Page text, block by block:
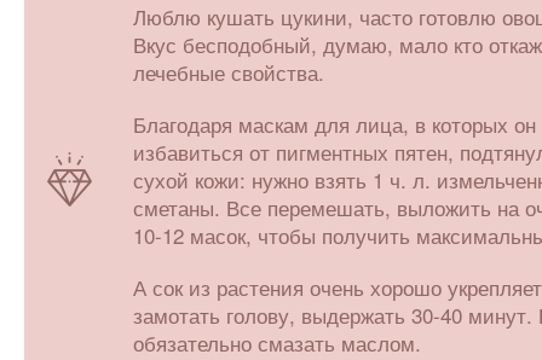
Люблю кушать цукини, часто готовлю
Вкус бесподобный, думаю, мало кто
лечебные свойства.
Благодаря маскам для лица, в которых
избавиться от пигментных пятен,
сухой кожи: нужно взять 1 ч. л.
сметаны. Все перемешать, выложить на
10-12 масок, чтобы получить
А сок из растения очень хорошо
замотать голову, выдержать 30-40
обязательно смазать маслом.